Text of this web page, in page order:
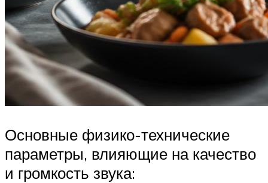
Основные физико-технические
параметры, влияющие на качество
и громкость звука: